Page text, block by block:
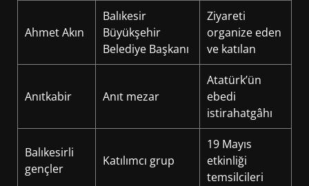
Ahmet Akın
Balıkesir
Büyükşehir
Belediye Başkanı
Ziyareti
organize eden
ve katılan
Anıtkabir Anıt mezar
Atatürk’ün
ebedi
istirahatgâhı
Balıkesirli
gençler
Katılımcı grup
19 Mayıs
etkinliği
temsilcileri